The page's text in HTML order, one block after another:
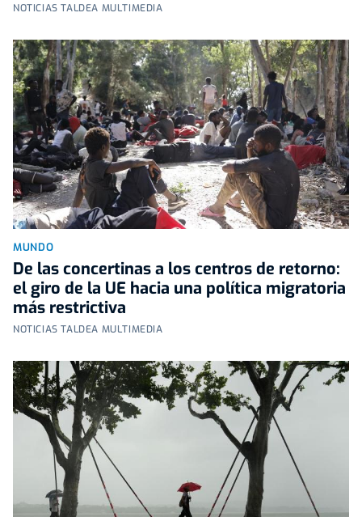
NOTICIAS TALDEA MULTIMEDIA
MUNDO
De las concertinas a los centros de retorno:
el giro de la UE hacia una política migratoria
más restrictiva
NOTICIAS TALDEA MULTIMEDIA